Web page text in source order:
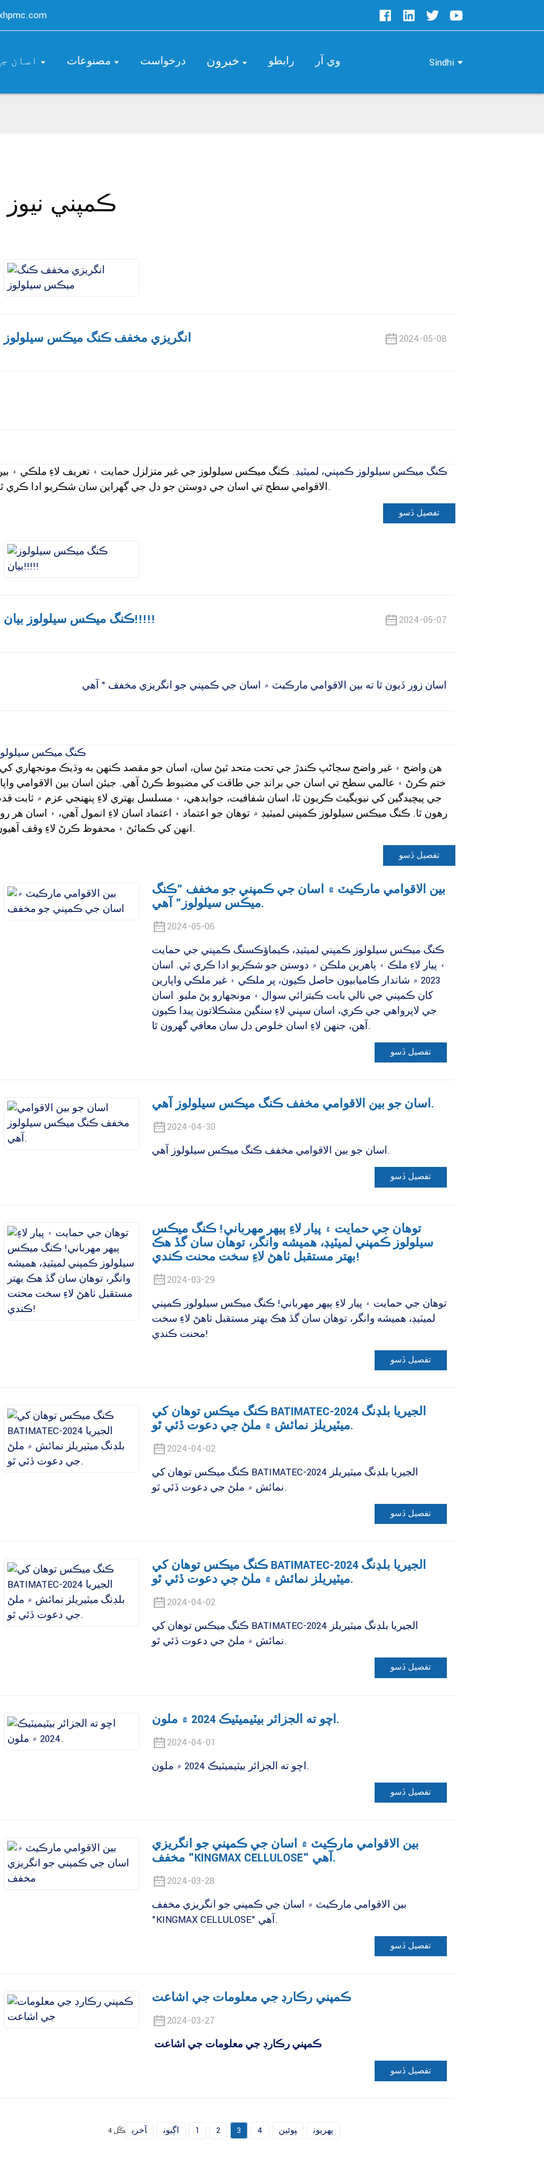
اسان مصنوعات درخواست خبرون رابطو وي آر Sindhi
ڪمپني نيوز
انگريزي مخفف ڪنگ ميڪس سيلولوز 2024-05-08
ڪنگ ميڪس سيلولوز ڪمپني، لميٽيڊ. ڪنگ ميڪس سيلولوز جي غير متزلزل حمايت ۽ تعريف لاءِ ملڪي ۽
الاقوامي سطح تي اسان جي دوستن جو دل جي گهراين سان شڪريو ادا ڪري ٿو.
تفصيل ڏسو
ڪنگ ميڪس سيلولوز بيان!!!!! 2024-05-07
اسان زور ڏيون ٿا ته بين الاقوامي مارڪيٽ ۾ اسان جي ڪمپني جو انگريزي مخفف " آهي
ڪنگ ميڪس
ختم ڪرڻ ۽ عالمي سطح تي اسان جي برانڊ جي طاقت کي مضبوط ڪرڻ آهي. جيئن اسان بين الاقوامي
جي پيچيدگين کي نيويگيٽ ڪريون ٿا، اسان شفافيت، جوابدهي، ۽ مسلسل بهتري لاءِ پنهنجي عزم ۾ ثابت
رهون ٿا. ڪنگ ميڪس سيلولوز ڪمپني لميٽيڊ ۾ توهان جو اعتماد ۽ اعتماد اسان لاءِ انمول آهي، ۽ اسان هر
انهن کي ڪمائڻ ۽ محفوظ ڪرڻ لاءِ وقف آهيون.
تفصيل ڏسو
بين الاقوامي مارڪيٽ ۾ اسان جي ڪمپني جو مخفف "ڪنگ
ميڪس سيلولوز" آهي.
2024-05-06
ڪنگ ميڪس سيلولوز ڪمپني لميٽيڊ، ڪيماؤڪسنگ ڪمپني جي حمايت
۽ پيار لاءِ ملڪ ۽ ٻاهرين ملڪن ۾ دوستن جو شڪريو ادا ڪري ٿي. اسان
2023 ۾ شاندار ڪاميابيون حاصل ڪيون، پر ملڪي ۽ غير ملڪي واپارين
کان ڪمپني جي نالي بابت ڪيترائي سوال ۽ مونجهارو پڻ مليو. اسان
جي لاپرواهي جي ڪري، اسان سڀني لاءِ سنگين مشڪلاتون پيدا ڪيون
آهن، جنهن لاءِ اسان خلوص دل سان معافي گهرون ٿا.
تفصيل ڏسو
اسان جو بين الاقوامي مخفف ڪنگ ميڪس سيلولوز آهي.
2024-04-30
اسان جو بين الاقوامي مخفف ڪنگ ميڪس سيلولوز آهي.
تفصيل ڏسو
توهان جي حمايت ۽ پيار لاءِ ٻيهر مهرباني! ڪنگ ميڪس
سيلولوز ڪمپني لميٽيڊ، هميشه وانگر، توهان سان گڏ هڪ
بهتر مستقبل ٺاهڻ لاءِ سخت محنت ڪندي!
2024-03-29
توهان جي حمايت ۽ پيار لاءِ ٻيهر مهرباني! ڪنگ ميڪس سيلولوز ڪمپني
لميٽيڊ، هميشه وانگر، توهان سان گڏ هڪ بهتر مستقبل ٺاهڻ لاءِ سخت
محنت ڪندي!
تفصيل ڏسو
ڪنگ ميڪس توهان کي BATIMATEC-2024 الجيريا بلڊنگ
ميٽيريلز نمائش ۾ ملڻ جي دعوت ڏئي ٿو.
2024-04-02
ڪنگ ميڪس توهان کي BATIMATEC-2024 الجيريا بلڊنگ ميٽيريلز
نمائش ۾ ملڻ جي دعوت ڏئي ٿو.
تفصيل ڏسو
ڪنگ ميڪس توهان کي BATIMATEC-2024 الجيريا بلڊنگ
ميٽيريلز نمائش ۾ ملڻ جي دعوت ڏئي ٿو.
2024-04-02
ڪنگ ميڪس توهان کي BATIMATEC-2024 الجيريا بلڊنگ ميٽيريلز
نمائش ۾ ملڻ جي دعوت ڏئي ٿو.
تفصيل ڏسو
اچو ته الجزائر بيٽيميٽيڪ 2024 ۾ ملون.
2024-04-01
اچو ته الجزائر بيٽيميٽيڪ 2024 ۾ ملون.
تفصيل ڏسو
بين الاقوامي مارڪيٽ ۾ اسان جي ڪمپني جو انگريزي
مخفف "KINGMAX CELLULOSE" آهي.
2024-03-28
بين الاقوامي مارڪيٽ ۾ اسان جي ڪمپني جو انگريزي مخفف
"KINGMAX CELLULOSE" آهي.
تفصيل ڏسو
ڪمپني رڪارڊ جي معلومات جي اشاعت
2024-03-27
ڪمپني رڪارڊ جي معلومات جي اشاعت
تفصيل ڏسو
پهريون پوئين 1 2 3 4 اڳيون آخري ڪُل 4